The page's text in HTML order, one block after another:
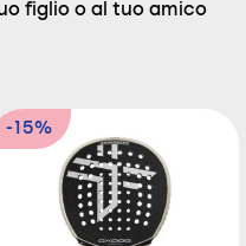
figlio o al tuo amico
-15%